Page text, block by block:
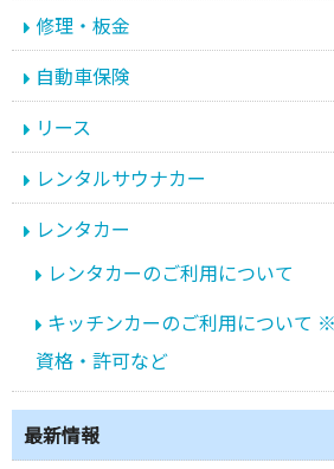
修理・板金
自動車保険
リース
レンタルサウナカー
レンタカー
レンタカーのご利用について
キッチンカーのご利用について
資格・許可など
最新情報